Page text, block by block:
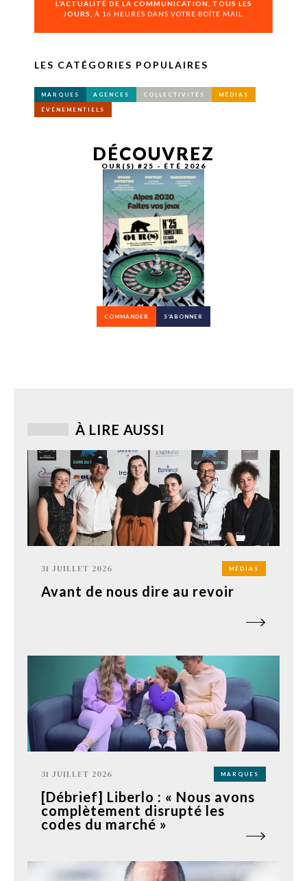
L’ACTUALITÉ DE LA COMMUNICATION, TOUS LES
JOURS,
À 16 HEURES DANS VOTRE BOÎTE MAIL.
LES CATÉGORIES POPULAIRES
MARQUES AGENCES COLLECTIVITÉS MÉDIAS
ÉVÉNEMENTIELS
DÉCOUVREZ
OUR(S) #25 - ÉTÉ 2026
COMMANDER S’ABONNER
À LIRE AUSSI
31 JUILLET 2026 MÉDIAS
Avant de nous dire au revoir
31 JUILLET 2026 MARQUES
[Débrief] Liberlo : « Nous avons
complètement disrupté les
codes du marché »